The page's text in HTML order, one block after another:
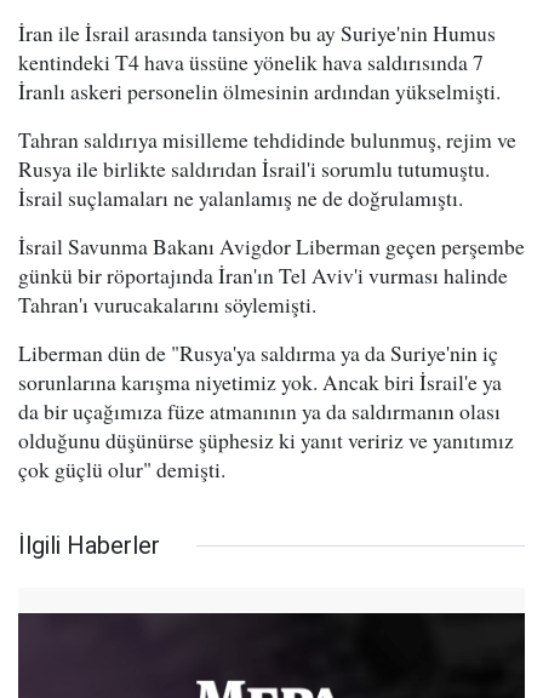
​İran ile İsrail arasında tansiyon bu ay Suriye'nin Humus
kentindeki T4 hava üssüne yönelik hava saldırısında 7
İranlı askeri personelin ölmesinin ardından yükselmişti.
Tahran saldırıya misilleme tehdidinde bulunmuş, rejim ve
Rusya ile birlikte saldırıdan İsrail'i sorumlu tutumuştu.
İsrail suçlamaları ne yalanlamış ne de doğrulamıştı.
İsrail Savunma Bakanı Avigdor Liberman geçen perşembe
günkü bir röportajında İran'ın Tel Aviv'i vurması halinde
Tahran'ı vurucakalarını söylemişti.
Liberman dün de "Rusya'ya saldırma ya da Suriye'nin iç
sorunlarına karışma niyetimiz yok. Ancak biri İsrail'e ya
da bir uçağımıza füze atmanının ya da saldırmanın olası
olduğunu düşünürse şüphesiz ki yanıt veririz ve yanıtımız
çok güçlü olur" demişti.
İlgili Haberler